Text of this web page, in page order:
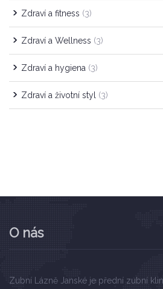
Zdraví a fitness (3)
Zdraví a Wellness (3)
Zdraví a hygiena (3)
Zdraví a životní styl (3)
O nás
Zubní Lázně Janské je přední zubní